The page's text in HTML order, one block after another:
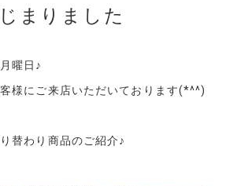
まりました
曜日♪
様にご来店いただいております(*^^)
替わり商品のご紹介♪